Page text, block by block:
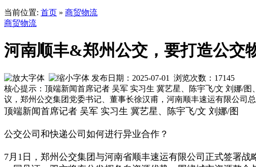
当前位置: 首页 » 商贸物流
商贸物流
河南顺丰&郑州公交，要打造公交
发布日期：2025-07-01 浏览次数： 17145
核心提示：顶端新闻首席记者 吴军 实习生 冀艺星、陈宇飞/文 刘娜/
议，郑州公交集团党委书记、董事长徐汉甫，河南顺丰速运有限公司
顶端新闻首席记者 吴军 实习生 冀艺星、陈宇飞/文 刘娜/图
公交公司和快递公司如何进行异业合作？
7月1日，郑州公交集团与河南省顺丰速运有限公司正式签署